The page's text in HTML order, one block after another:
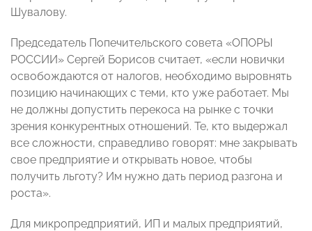
Шувалову.
Председатель Попечительского совета «ОПОРЫ
РОССИИ» Сергей Борисов считает, «если новички
освобождаются от налогов, необходимо выровнять
позицию начинающих с теми, кто уже работает. Мы
не должны допустить перекоса на рынке с точки
зрения конкурентных отношений. Те, кто выдержал
все сложности, справедливо говорят: мне закрывать
свое предприятие и открывать новое, чтобы
получить льготу? Им нужно дать период разгона и
роста».
Для микропредприятий, ИП и малых предприятий,